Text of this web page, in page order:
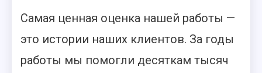
Самая ценная оценка нашей работы —
это истории наших клиентов. За годы
работы мы помогли десяткам тысяч